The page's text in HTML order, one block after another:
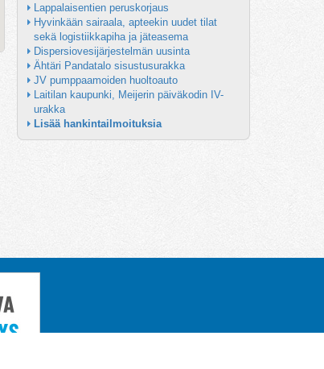
Lappalaisentien peruskorjaus
Hyvinkään sairaala, apteekin uudet tilat
sekä logistiikkapiha ja jäteasema
Dispersiovesijärjestelmän uusinta
Ähtäri Pandatalo sisustusurakka
JV pumppaamoiden huoltoauto
Laitilan kaupunki, Meijerin päiväkodin IV-
urakka
Lisää hankintailmoituksia